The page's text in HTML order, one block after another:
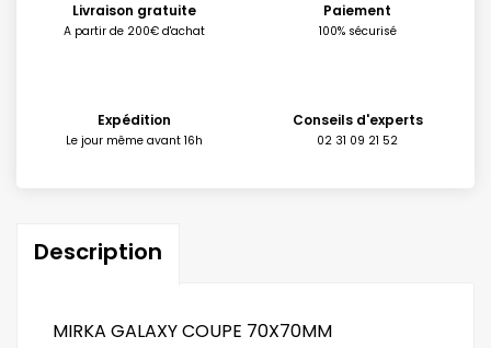
Livraison gratuite
A partir de 200€ d'achat
Paiement
100% sécurisé
Expédition
Le jour même avant 16h
Conseils d'experts
02 31 09 21 52
Description
MIRKA GALAXY COUPE 70X70MM